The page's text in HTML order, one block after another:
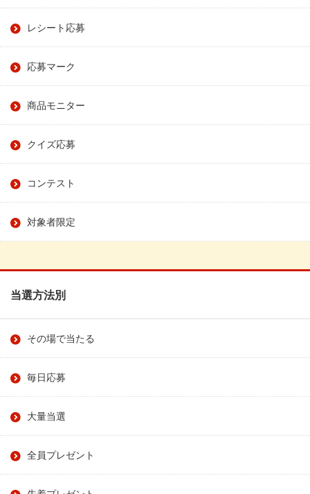
レシート応募
応募マーク
商品モニター
クイズ応募
コンテスト
対象者限定
当選方法別
その場で当たる
毎日応募
大量当選
全員プレゼント